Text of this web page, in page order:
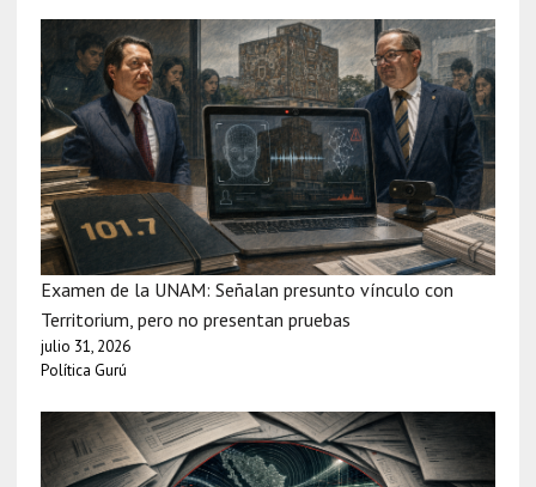
Examen de la UNAM: Señalan presunto vínculo con
Territorium, pero no presentan pruebas
julio 31, 2026
Política Gurú